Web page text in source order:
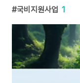
국비지원사업 1